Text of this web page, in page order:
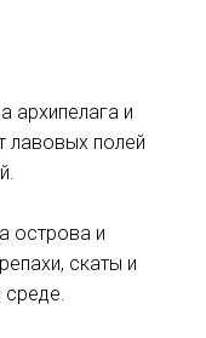
архипелага и
полей
острова и
скаты и
среде.